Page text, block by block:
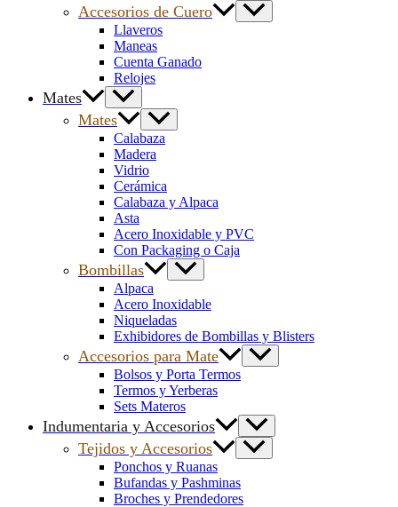
Accesorios de Cuero
Llaveros
Maneas
Cuenta Ganado
Relojes
Mates
Mates
Calabaza
Madera
Vidrio
Cerámica
Calabaza y Alpaca
Asta
Acero Inoxidable y PVC
Con Packaging o Caja
Bombillas
Alpaca
Acero Inoxidable
Niqueladas
Exhibidores de Bombillas y Blisters
Accesorios para Mate
Bolsos y Porta Termos
Termos y Yerberas
Sets Materos
Indumentaria y Accesorios
Tejidos y Accesorios
Ponchos y Ruanas
Bufandas y Pashminas
Broches y Prendedores